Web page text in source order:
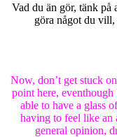
Vad du än gör, tänk på
göra något du vill,
Now, don’t get stuck
point here,
able to have a glass
having to feel like an
general opinion,